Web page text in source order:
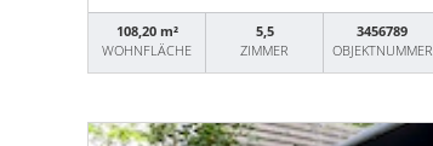
108,20 m²
WOHNFLÄCHE
5,5
ZIMMER
3456789
OBJEKTNUMMER